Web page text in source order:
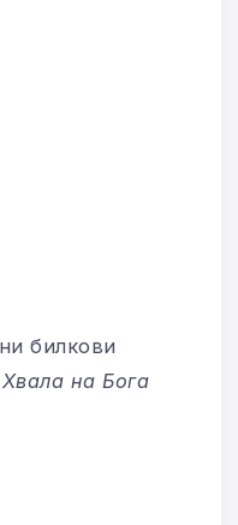
билкови
на Бога